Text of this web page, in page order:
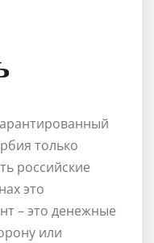
только
российские
это
– это денежные
или